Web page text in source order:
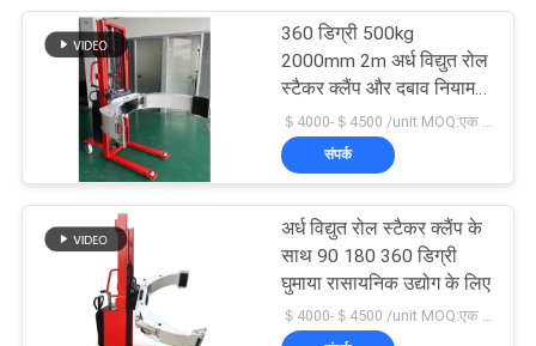
360 डिग्री 500kg
2000mm 2m अर्ध विद्युत रोल
स्टैकर क्लैंप और दबाव नियामक
के साथ
संपर्क
अर्ध विद्युत रोल स्टैकर क्लैंप के
साथ 90 180 360 डिग्री
घुमाया रासायनिक उद्योग के लिए
＄4000-＄4500 /unit MOQ:एक इकाई